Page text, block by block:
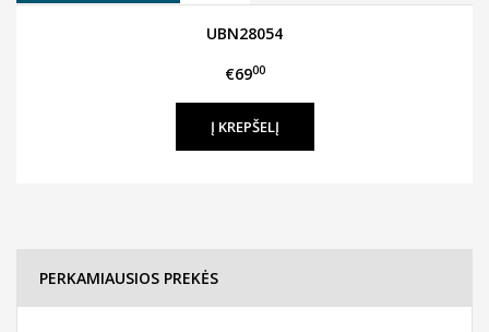
UBN28054
€6900
PERKAMIAUSIOS PREKĖS